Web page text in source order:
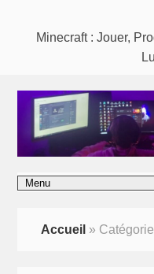
Minecraft : Jouer,
Accueil »